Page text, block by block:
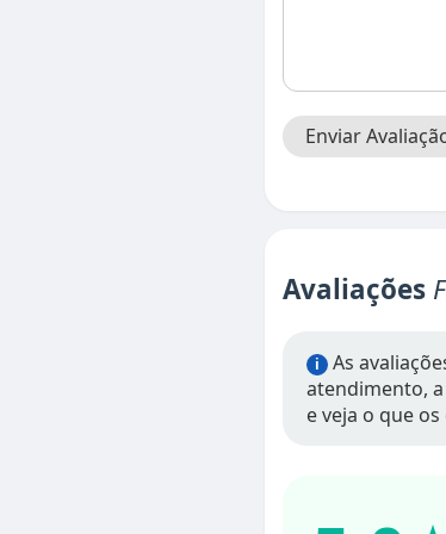
Enviar
Avaliações
i
As
atendimento,
e veja o que